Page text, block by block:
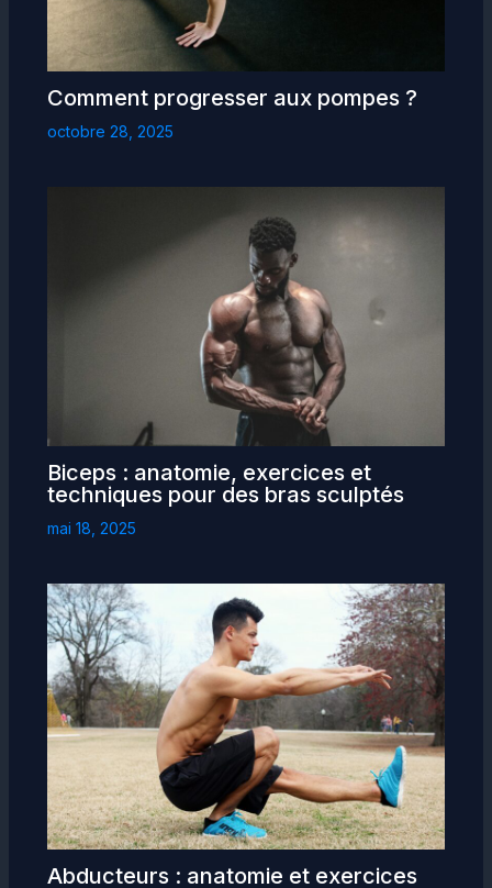
Comment progresser aux pompes ?
octobre 28, 2025
Biceps : anatomie, exercices et
techniques pour des bras sculptés
mai 18, 2025
Abducteurs : anatomie et exercices